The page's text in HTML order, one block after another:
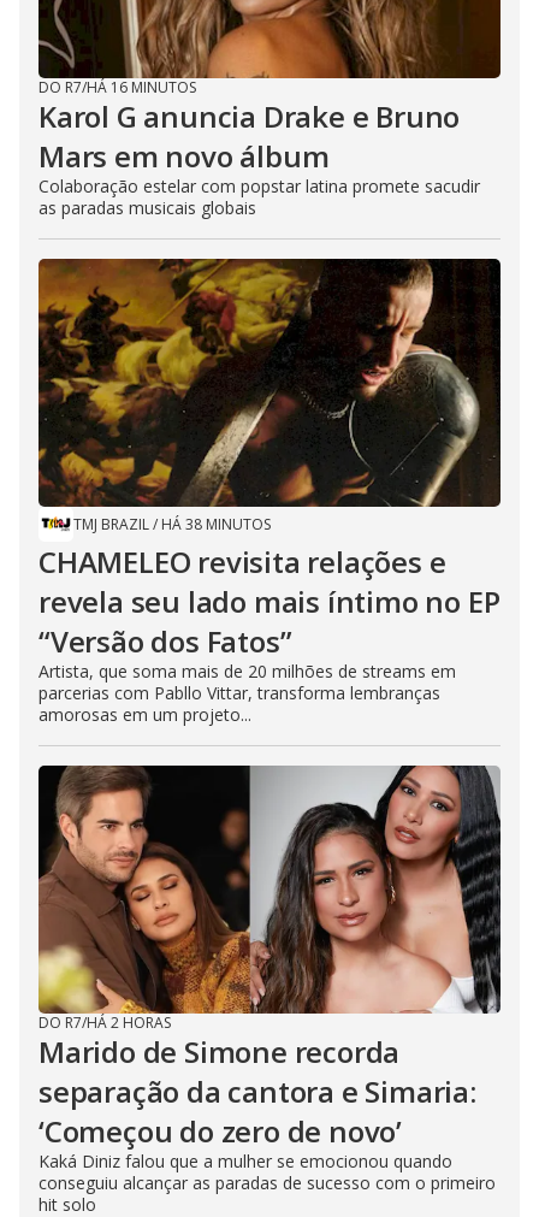
DO R7/HÁ 16 MINUTOS
Karol G anuncia Drake e Bruno
Mars em novo álbum
Colaboração estelar com popstar latina promete sacudir
as paradas musicais globais
TMJ BRAZIL/ HÁ 38 MINUTOS
CHAMELEO revisita relações e
revela seu lado mais íntimo no EP
“Versão dos Fatos”
Artista, que soma mais de 20 milhões de streams em
parcerias com Pabllo Vittar, transforma lembranças
amorosas em um projeto...
DO R7/HÁ 2 HORAS
Marido de Simone recorda
separação da cantora e Simaria:
‘Começou do zero de novo’
Kaká Diniz falou que a mulher se emocionou quando
conseguiu alcançar as paradas de sucesso com o primeiro
hit solo